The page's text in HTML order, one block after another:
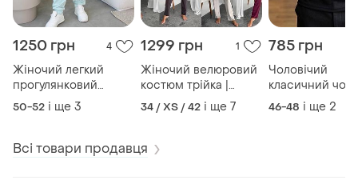
1250 грн 4
Жіночий легкий
прогулянковий
костюм | кофта на
блискавці + штани |
50-52 і ще 3
1299 грн 1
Жіночий велюровий
костюм трійка |
футболка + халат +
штани | 1675
34 / XS / 42 і ще 7
785 грн
Чоловічий
класичний
лонгслів -
46-48 і ще 2
Всі товари продавця